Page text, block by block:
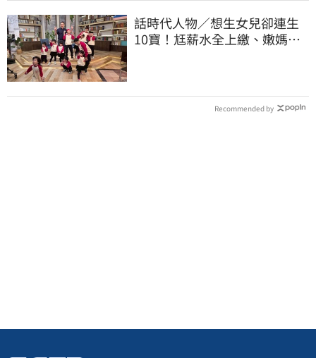
話時代人物／想生女兒卻連生
10寶！尪薪水全上繳、嫩媽吐
Recommended by